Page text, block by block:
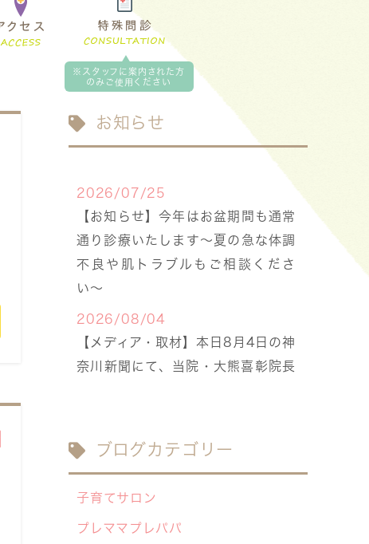
お知らせ
2026/07/25
【お知らせ】今年はお盆期間も通常
通り診療いたします〜夏の急な体調
不良や肌トラブルもご相談くださ
い〜
2026/08/04
【メディア・取材】本日8月4日の神
奈川新聞にて、当院・大熊喜彰院長
2026/07/29
緒に、子どもたちの笑顔を支えませ
ブログカテゴリー
子育てサロン
プレママプレパパ